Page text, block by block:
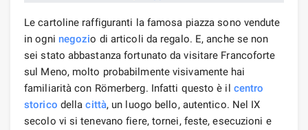
Le cartoline raffiguranti la famosa piazza sono vendute
in ogni negozio di articoli da regalo. E, anche se non
sei stato abbastanza fortunato da visitare Francoforte
sul Meno, molto probabilmente visivamente hai
familiarità con Römerberg. Infatti questo è il centro
storico dellacittà, un luogo bello, autentico. Nel IX
secolo vi si tenevano fiere, tornei, feste, esecuzioni e